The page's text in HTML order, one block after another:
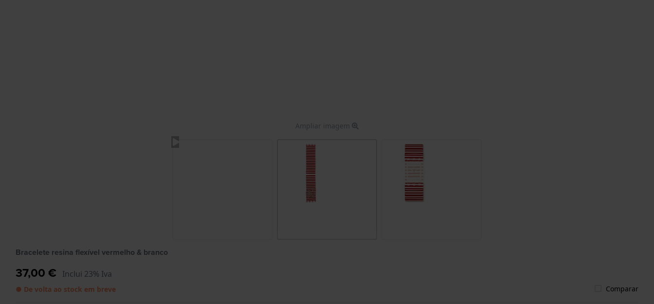
Ampliar imagem
Bracelete resina flexível vermelho & branco
37,00 € Inclui 23% Iva
● De volta ao stock em breve Comparar